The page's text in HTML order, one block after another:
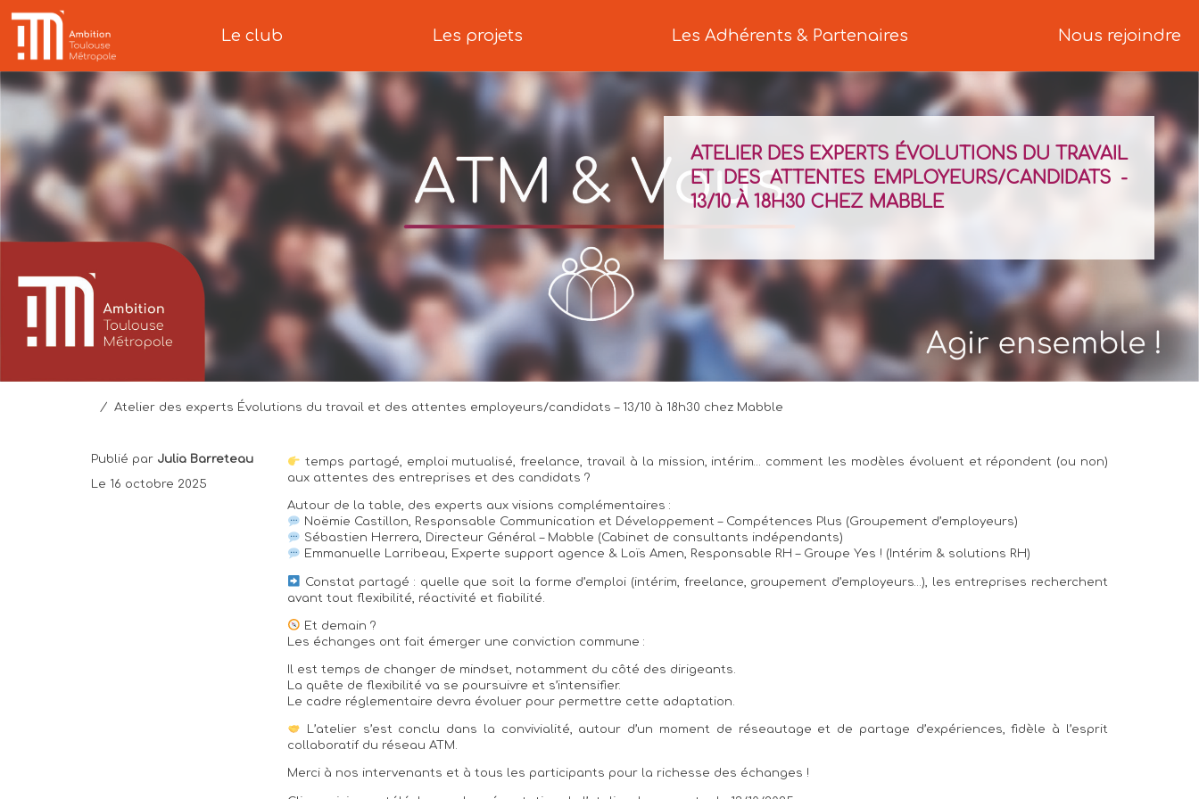
Le club Les projets Les Adhérents & Partenaires Nous rejoindre
ATELIER DES EXPERTS ÉVOLUTIONS DU TRAVAIL
ET DES ATTENTES EMPLOYEURS/CANDIDATS -
13/10 À 18H30 CHEZ MABBLE
/ Atelier des experts Évolutions du travail et des attentes employeurs/candidats – 13/10 à 18h30 chez Mabble
Publié par Julia Barreteau
Le 16 octobre 2025
temps partagé, emploi mutualisé, freelance, travail à la mission, intérim… comment les modèles évoluent et répondent (ou non)
aux attentes des entreprises et des candidats ?
Autour de la table, des experts aux visions complémentaires :
Noëmie Castillon, Responsable Communication et Développement – Compétences Plus (Groupement d’employeurs)
Sébastien Herrera, Directeur Général – Mabble (Cabinet de consultants indépendants)
Emmanuelle Larribeau, Experte support agence & Loïs Amen, Responsable RH – Groupe Yes ! (Intérim & solutions RH)
Constat partagé : quelle que soit la forme d’emploi (intérim, freelance, groupement d’employeurs…), les entreprises recherchent
avant tout flexibilité, réactivité et fiabilité.
Et demain ?
Les échanges ont fait émerger une conviction commune :
Il est temps de changer de mindset, notamment du côté des dirigeants.
La quête de flexibilité va se poursuivre et s’intensifier.
Le cadre réglementaire devra évoluer pour permettre cette adaptation.
L’atelier s’est conclu dans la convivialité, autour d’un moment de réseautage et de partage d’expériences, fidèle à l’esprit
collaboratif du réseau ATM.
Merci à nos intervenants et à tous les participants pour la richesse des échanges !